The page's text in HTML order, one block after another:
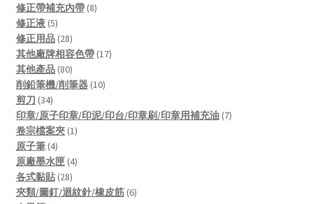
products
修正帶補充內帶 88
修正液 55
products
修正用品 2828
products
其他廠牌相容色帶 1717
其他產品 8080
products
削鉛筆機/削筆器 1010
剪刀 3434
products
印章/原子印章/印泥/印台/印章刷/印章用補充油 77
卷宗檔案夾 11
原子筆 44
products
原廠墨水匣 44
各式黏貼 2828
products
夾類/圖釘/迴紋針/橡皮筋 66